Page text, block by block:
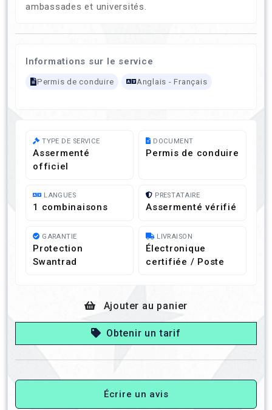
ambassades et universités.
Informations sur le service
Permis de conduire Anglais - Français
TYPE DE SERVICE
Assermenté
officiel
DOCUMENT
Permis de conduire
LANGUES
1 combinaisons
PRESTATAIRE
Assermenté vérifié
GARANTIE
Protection
Swantrad
LIVRAISON
Électronique
certifiée / Poste
Ajouter au panier
Obtenir un tarif
Écrire un avis